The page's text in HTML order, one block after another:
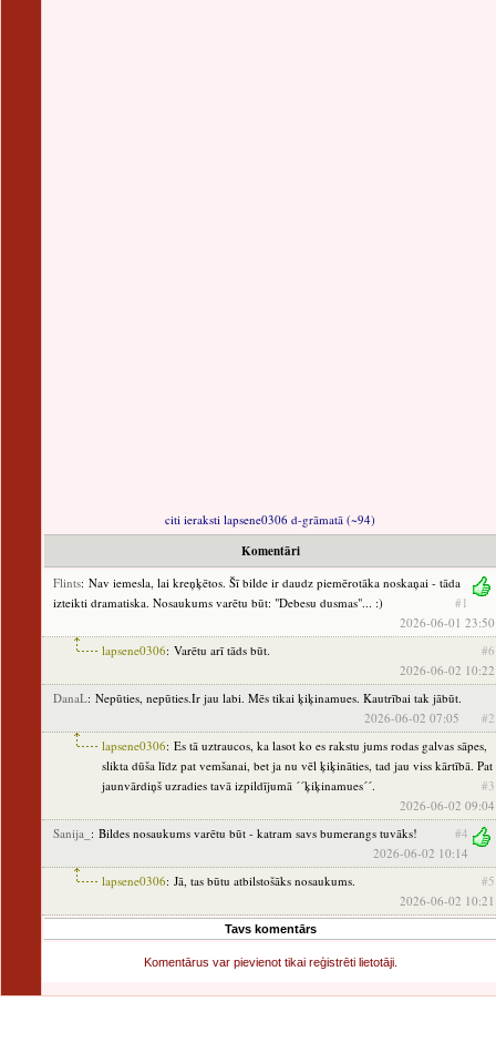
citi ieraksti lapsene0306 d-grāmatā (~94)
Komentāri
Flints: Nav iemesla, lai kreņķētos. Šī bilde ir daudz piemērotāka noskaņai - tāda
izteikti dramatiska. Nosaukums varētu būt: "Debesu dusmas"... :)
#1
2026-06-01 23:50
lapsene0306: Varētu arī tāds būt.
#6
2026-06-02 10:22
DanaL: Nepūties, nepūties.Ir jau labi. Mēs tikai ķiķinamues. Kautrībai tak jābūt.
#2
2026-06-02 07:05
lapsene0306: Es tā uztraucos, ka lasot ko es rakstu jums rodas galvas sāpes,
slikta dūša līdz pat vemšanai, bet ja nu vēl ķiķināties, tad jau viss kārtībā. Pat
jaunvārdiņš uzradies tavā izpildījumā ´´ķiķinamues´´.
#3
2026-06-02 09:04
Sanija_ : Bildes nosaukums varētu būt - katram savs bumerangs tuvāks!
#4
2026-06-02 10:14
lapsene0306: Jā, tas būtu atbilstošāks nosaukums.
#5
2026-06-02 10:21
Tavs komentārs
Komentārus var pievienot tikai reģistrēti lietotāji.